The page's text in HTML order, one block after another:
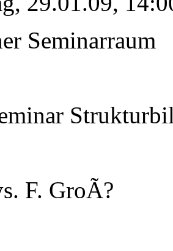
Seminarraum
F. GroÃ?